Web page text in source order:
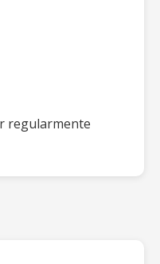
regularmente